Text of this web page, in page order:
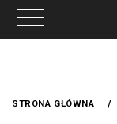
STRONA GŁÓWNA